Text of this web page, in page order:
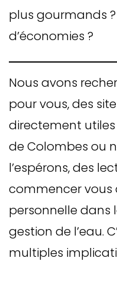
plus gourmands
d’économies ?
Nous avons
pour vous, des
directement utiles
de Colombes ou
l’espérons, des
commencer vous
personnelle dans
gestion de l’eau.
multiples